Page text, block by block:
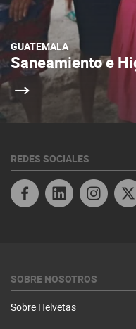
GUATEMALA
Saneamiento e
REDES SOCIALES
Facebook
SOBRE NOSOTROS
Sobre Helvetas